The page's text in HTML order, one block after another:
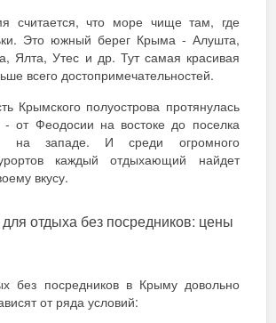
считается, что море чище там, где
Это южный берег Крыма - Алушта,
Ялта, Утес и др. Тут самая красивая
всего достопримечательностей.
Крымского полуострова протянулась
от Феодосии на востоке до поселка
на западе. И среди огромного
каждый отдыхающий найдет
вкусу.
отдыха без посредников: цены
без посредников в Крыму довольно
от ряда условий: